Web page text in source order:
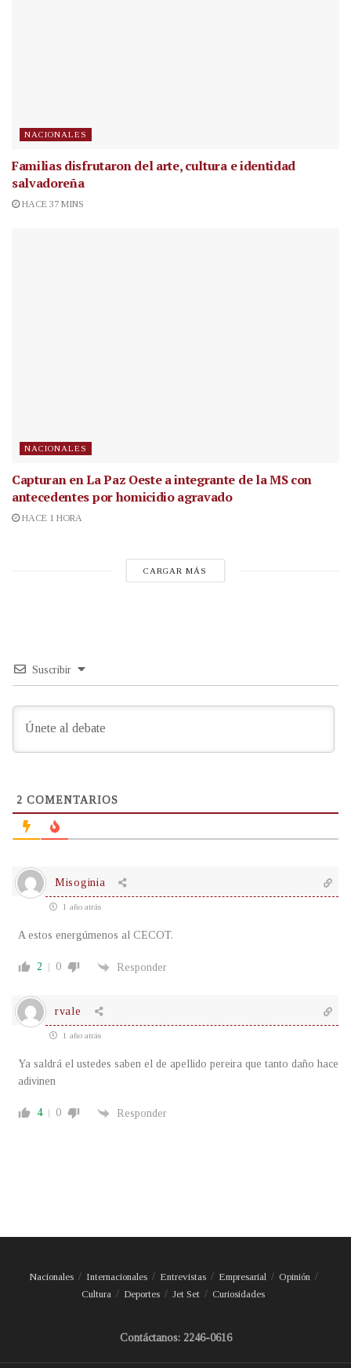
NACIONALES
Familias disfrutaron del arte, cultura e identidad
salvadoreña
HACE 37 MINS
NACIONALES
Capturan en La Paz Oeste a integrante de la MS con
antecedentes por homicidio agravado
HACE 1 HORA
CARGAR MÁS
Suscribir
2 COMENTARIOS
Misoginia
1 año atrás
A estos energúmenos al CECOT.
2 0 Responder
rvale
1 año atrás
Ya saldrá el ustedes saben el de apellido pereira que tanto daño hace
adivinen
4 0 Responder
Nacionales Internacionales Entrevistas Empresarial
Opinión
Cultura
Deportes Jet Set Curiosidades
Contáctanos: 2246-0616